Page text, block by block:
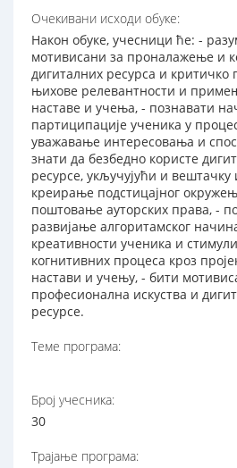
Очекивани исходи обуке:
Након обуке, учесници ће: -
мотивисани за проналажење и
дигиталних ресурса и
њихове релевантности и
наставе и учења, - познавати
партиципације ученика у
уважавање интересовања и
знати да безбедно користе
ресурсе, укључујући и вештачку
креирање подстицајног
поштовање ауторских права, -
развијање алгоритамског
креативности ученика и
когнитивних процеса кроз
настави и учењу, - бити
професионална искуства и
ресурсе.
Теме програма:
Број учесника:
30
Трајање програма: